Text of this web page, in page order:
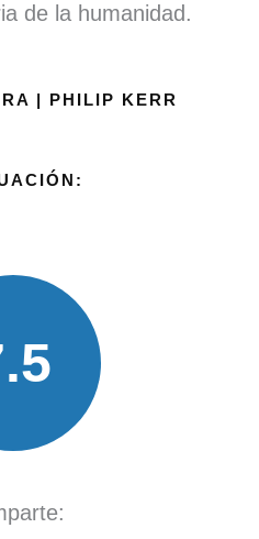
de la humanidad.
| PHILIP KERR